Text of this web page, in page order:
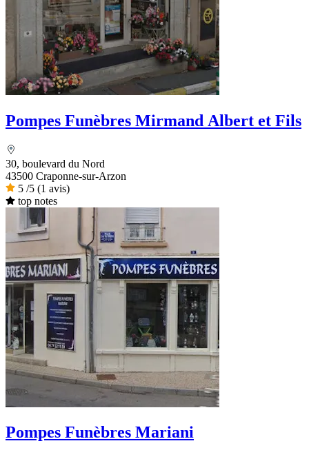
Pompes Funèbres Mirmand Albert et Fils
30, boulevard du Nord
43500 Craponne-sur-Arzon
5 /5 (1 avis)
top notes
Pompes Funèbres Mariani